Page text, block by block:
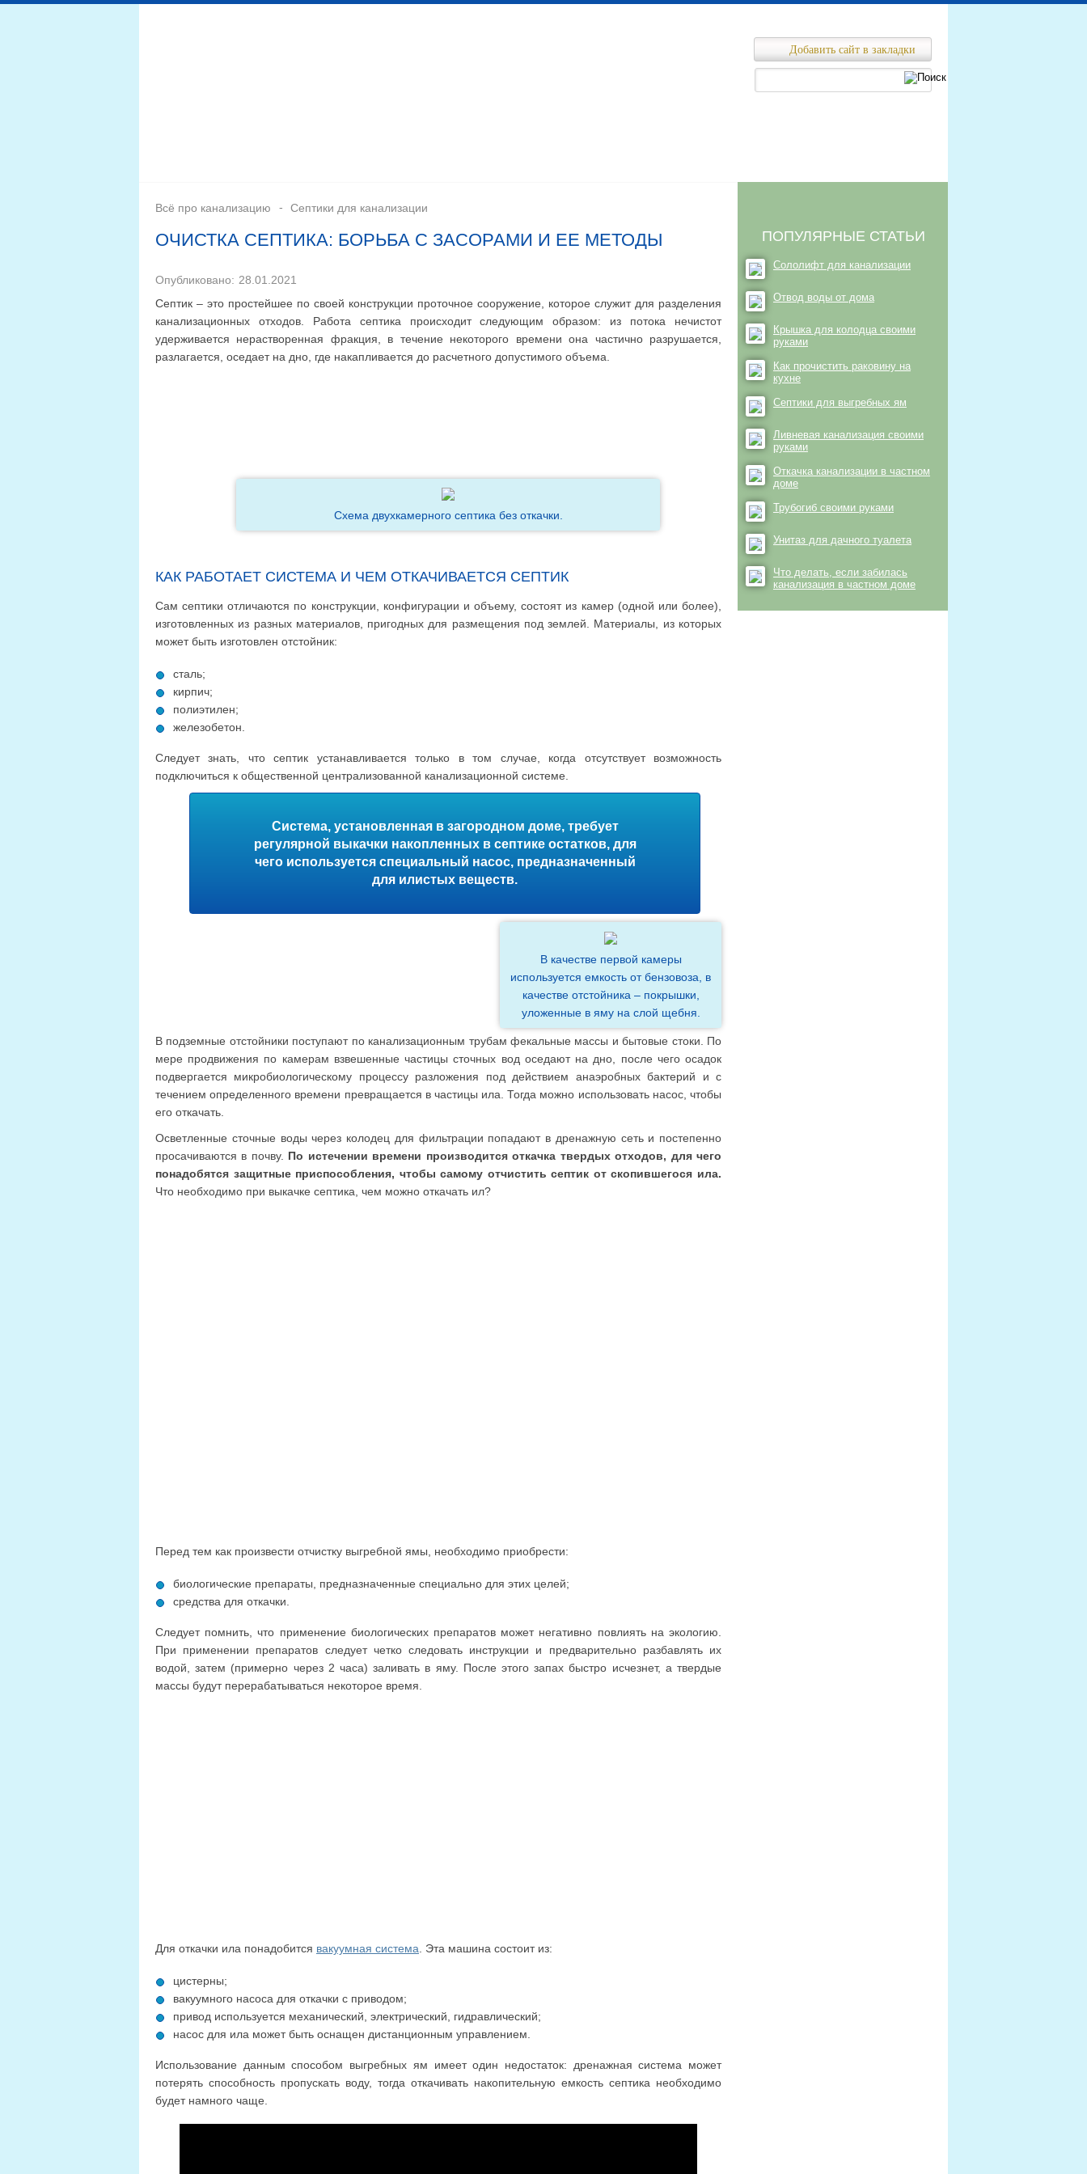
Добавить сайт в закладки
Всё про канализацию Септики для канализации
ОЧИСТКА СЕПТИКА: БОРЬБА С ЗАСОРАМИ И ЕЕ МЕТОДЫ
Опубликовано: 28.01.2021
Септик – это простейшее по своей конструкции проточное сооружение, которое служит для разделения
канализационных отходов. Работа септика происходит следующим образом: из потока нечистот
удерживается нерастворенная фракция, в течение некоторого времени она частично разрушается,
разлагается, оседает на дно, где накапливается до расчетного допустимого объема.
Схема двухкамерного септика без откачки.
КАК РАБОТАЕТ СИСТЕМА И ЧЕМ ОТКАЧИВАЕТСЯ СЕПТИК
Сам септики отличаются по конструкции, конфигурации и объему, состоят из камер (одной или более),
изготовленных из разных материалов, пригодных для размещения под землей. Материалы, из которых
может быть изготовлен отстойник:
сталь;
кирпич;
полиэтилен;
железобетон.
Следует знать, что септик устанавливается только в том случае, когда отсутствует возможность
подключиться к общественной централизованной канализационной системе.
Система, установленная в загородном доме, требует
регулярной выкачки накопленных в септике остатков, для
чего используется специальный насос, предназначенный
для илистых веществ.
В качестве первой камеры
используется емкость от бензовоза, в
качестве отстойника – покрышки,
уложенные в яму на слой щебня.
В подземные отстойники поступают по канализационным трубам фекальные массы и бытовые стоки. По
мере продвижения по камерам взвешенные частицы сточных вод оседают на дно, после чего осадок
подвергается микробиологическому процессу разложения под действием анаэробных бактерий и с
течением определенного времени превращается в частицы ила. Тогда можно использовать насос, чтобы
его откачать.
Осветленные сточные воды через колодец для фильтрации попадают в дренажную сеть и постепенно
просачиваются в почву. По истечении времени производится откачка твердых отходов, для чего
понадобятся защитные приспособления, чтобы самому отчистить септик от скопившегося ила.
Что необходимо при выкачке септика, чем можно откачать ил?
Перед тем как произвести отчистку выгребной ямы, необходимо приобрести:
биологические препараты, предназначенные специально для этих целей;
средства для откачки.
Следует помнить, что применение биологических препаратов может негативно повлиять на экологию.
При применении препаратов следует четко следовать инструкции и предварительно разбавлять их
водой, затем (примерно через 2 часа) заливать в яму. После этого запах быстро исчезнет, а твердые
массы будут перерабатываться некоторое время.
Для откачки ила понадобится вакуумная система . Эта машина состоит из:
цистерны;
вакуумного насоса для откачки с приводом;
привод используется механический, электрический, гидравлический;
насос для ила может быть оснащен дистанционным управлением.
Использование данным способом выгребных ям имеет один недостаток: дренажная система может
потерять способность пропускать воду, тогда откачивать накопительную емкость септика необходимо
будет намного чаще.
ПОПУЛЯРНЫЕ СТАТЬИ
Сололифт для канализации
Отвод воды от дома
Крышка для колодца своими
руками
Как прочистить раковину на
кухне
Септики для выгребных ям
Ливневая канализация своими
руками
Откачка канализации в частном
доме
Трубогиб своими руками
Унитаз для дачного туалета
Что делать, если забилась
канализация в частном доме